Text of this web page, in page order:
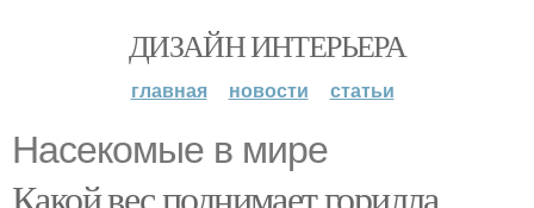
ДИЗАЙН ИНТЕРЬЕРА
главная новости статьи
Насекомые в мире